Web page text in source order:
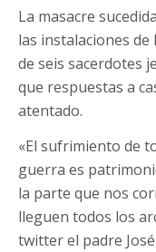
La masacre
las instalaciones de
de seis sacerdotes
que respuestas a
atentado.
«El sufrimiento de
guerra es
la parte que nos
lleguen todos los
twitter el padre